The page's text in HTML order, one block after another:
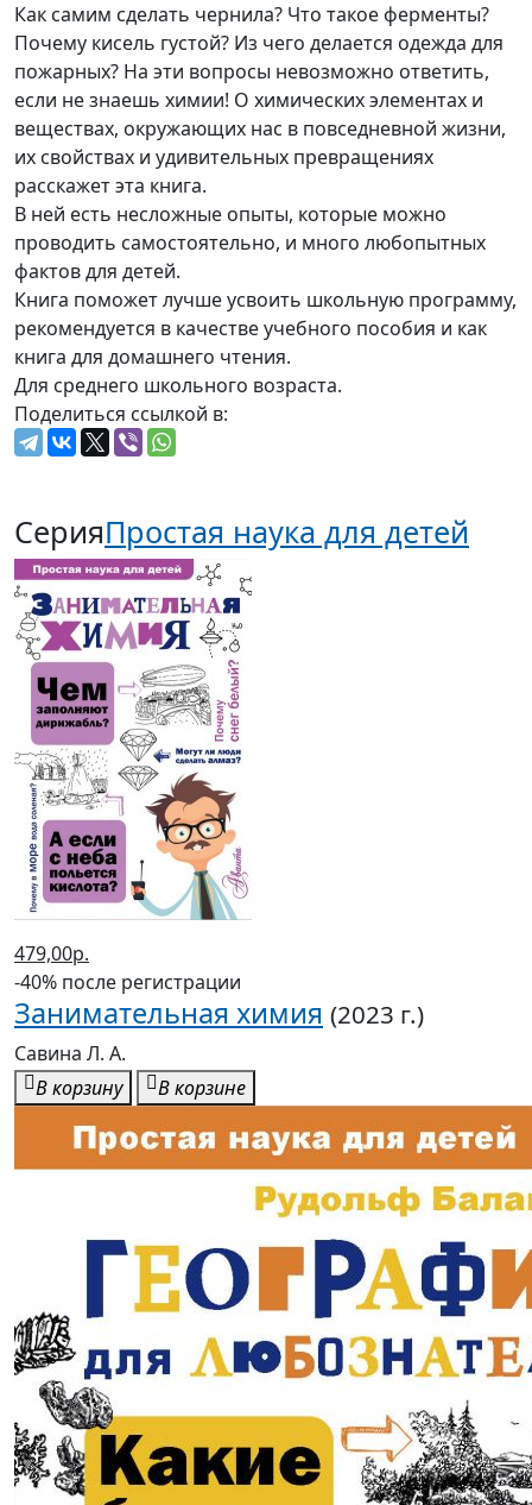
Как самим сделать чернила? Что такое ферменты?
Почему кисель густой? Из чего делается одежда для
пожарных? На эти вопросы невозможно ответить,
если не знаешь химии! О химических элементах и
веществах, окружающих нас в повседневной жизни,
их свойствах и удивительных превращениях
расскажет эта книга.
В ней есть несложные опыты, которые можно
проводить самостоятельно, и много любопытных
фактов для детей.
Книга поможет лучше усвоить школьную программу,
рекомендуется в качестве учебного пособия и как
книга для домашнего чтения.
Для среднего школьного возраста.
Поделиться ссылкой в:
СерияПростая наука для детей
479,00р.
-40% после регистрации
Занимательная химия (2023 г.)
Савина Л. А.
В корзину
В корзине